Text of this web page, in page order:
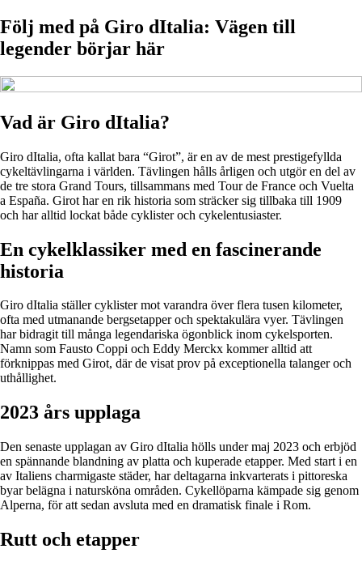
Följ med på Giro dItalia: Vägen till
legender börjar här
Vad är Giro dItalia?
Giro dItalia, ofta kallat bara “Girot”, är en av de mest prestigefyllda
cykeltävlingarna i världen. Tävlingen hålls årligen och utgör en del av
de tre stora Grand Tours, tillsammans med Tour de France och Vuelta
a España. Girot har en rik historia som sträcker sig tillbaka till 1909
och har alltid lockat både cyklister och cykelentusiaster.
En cykelklassiker med en fascinerande
historia
Giro dItalia ställer cyklister mot varandra över flera tusen kilometer,
ofta med utmanande bergsetapper och spektakulära vyer. Tävlingen
har bidragit till många legendariska ögonblick inom cykelsporten.
Namn som Fausto Coppi och Eddy Merckx kommer alltid att
förknippas med Girot, där de visat prov på exceptionella talanger och
uthållighet.
2023 års upplaga
Den senaste upplagan av Giro dItalia hölls under maj 2023 och erbjöd
en spännande blandning av platta och kuperade etapper. Med start i en
av Italiens charmigaste städer, har deltagarna inkvarterats i pittoreska
byar belägna i natursköna områden. Cykellöparna kämpade sig genom
Alperna, för att sedan avsluta med en dramatisk finale i Rom.
Rutt och etapper